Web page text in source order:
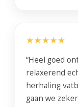
★★★★★
“Heel goed
relaxerend
herhaling
gaan we